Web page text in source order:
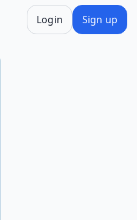
Login Sign up